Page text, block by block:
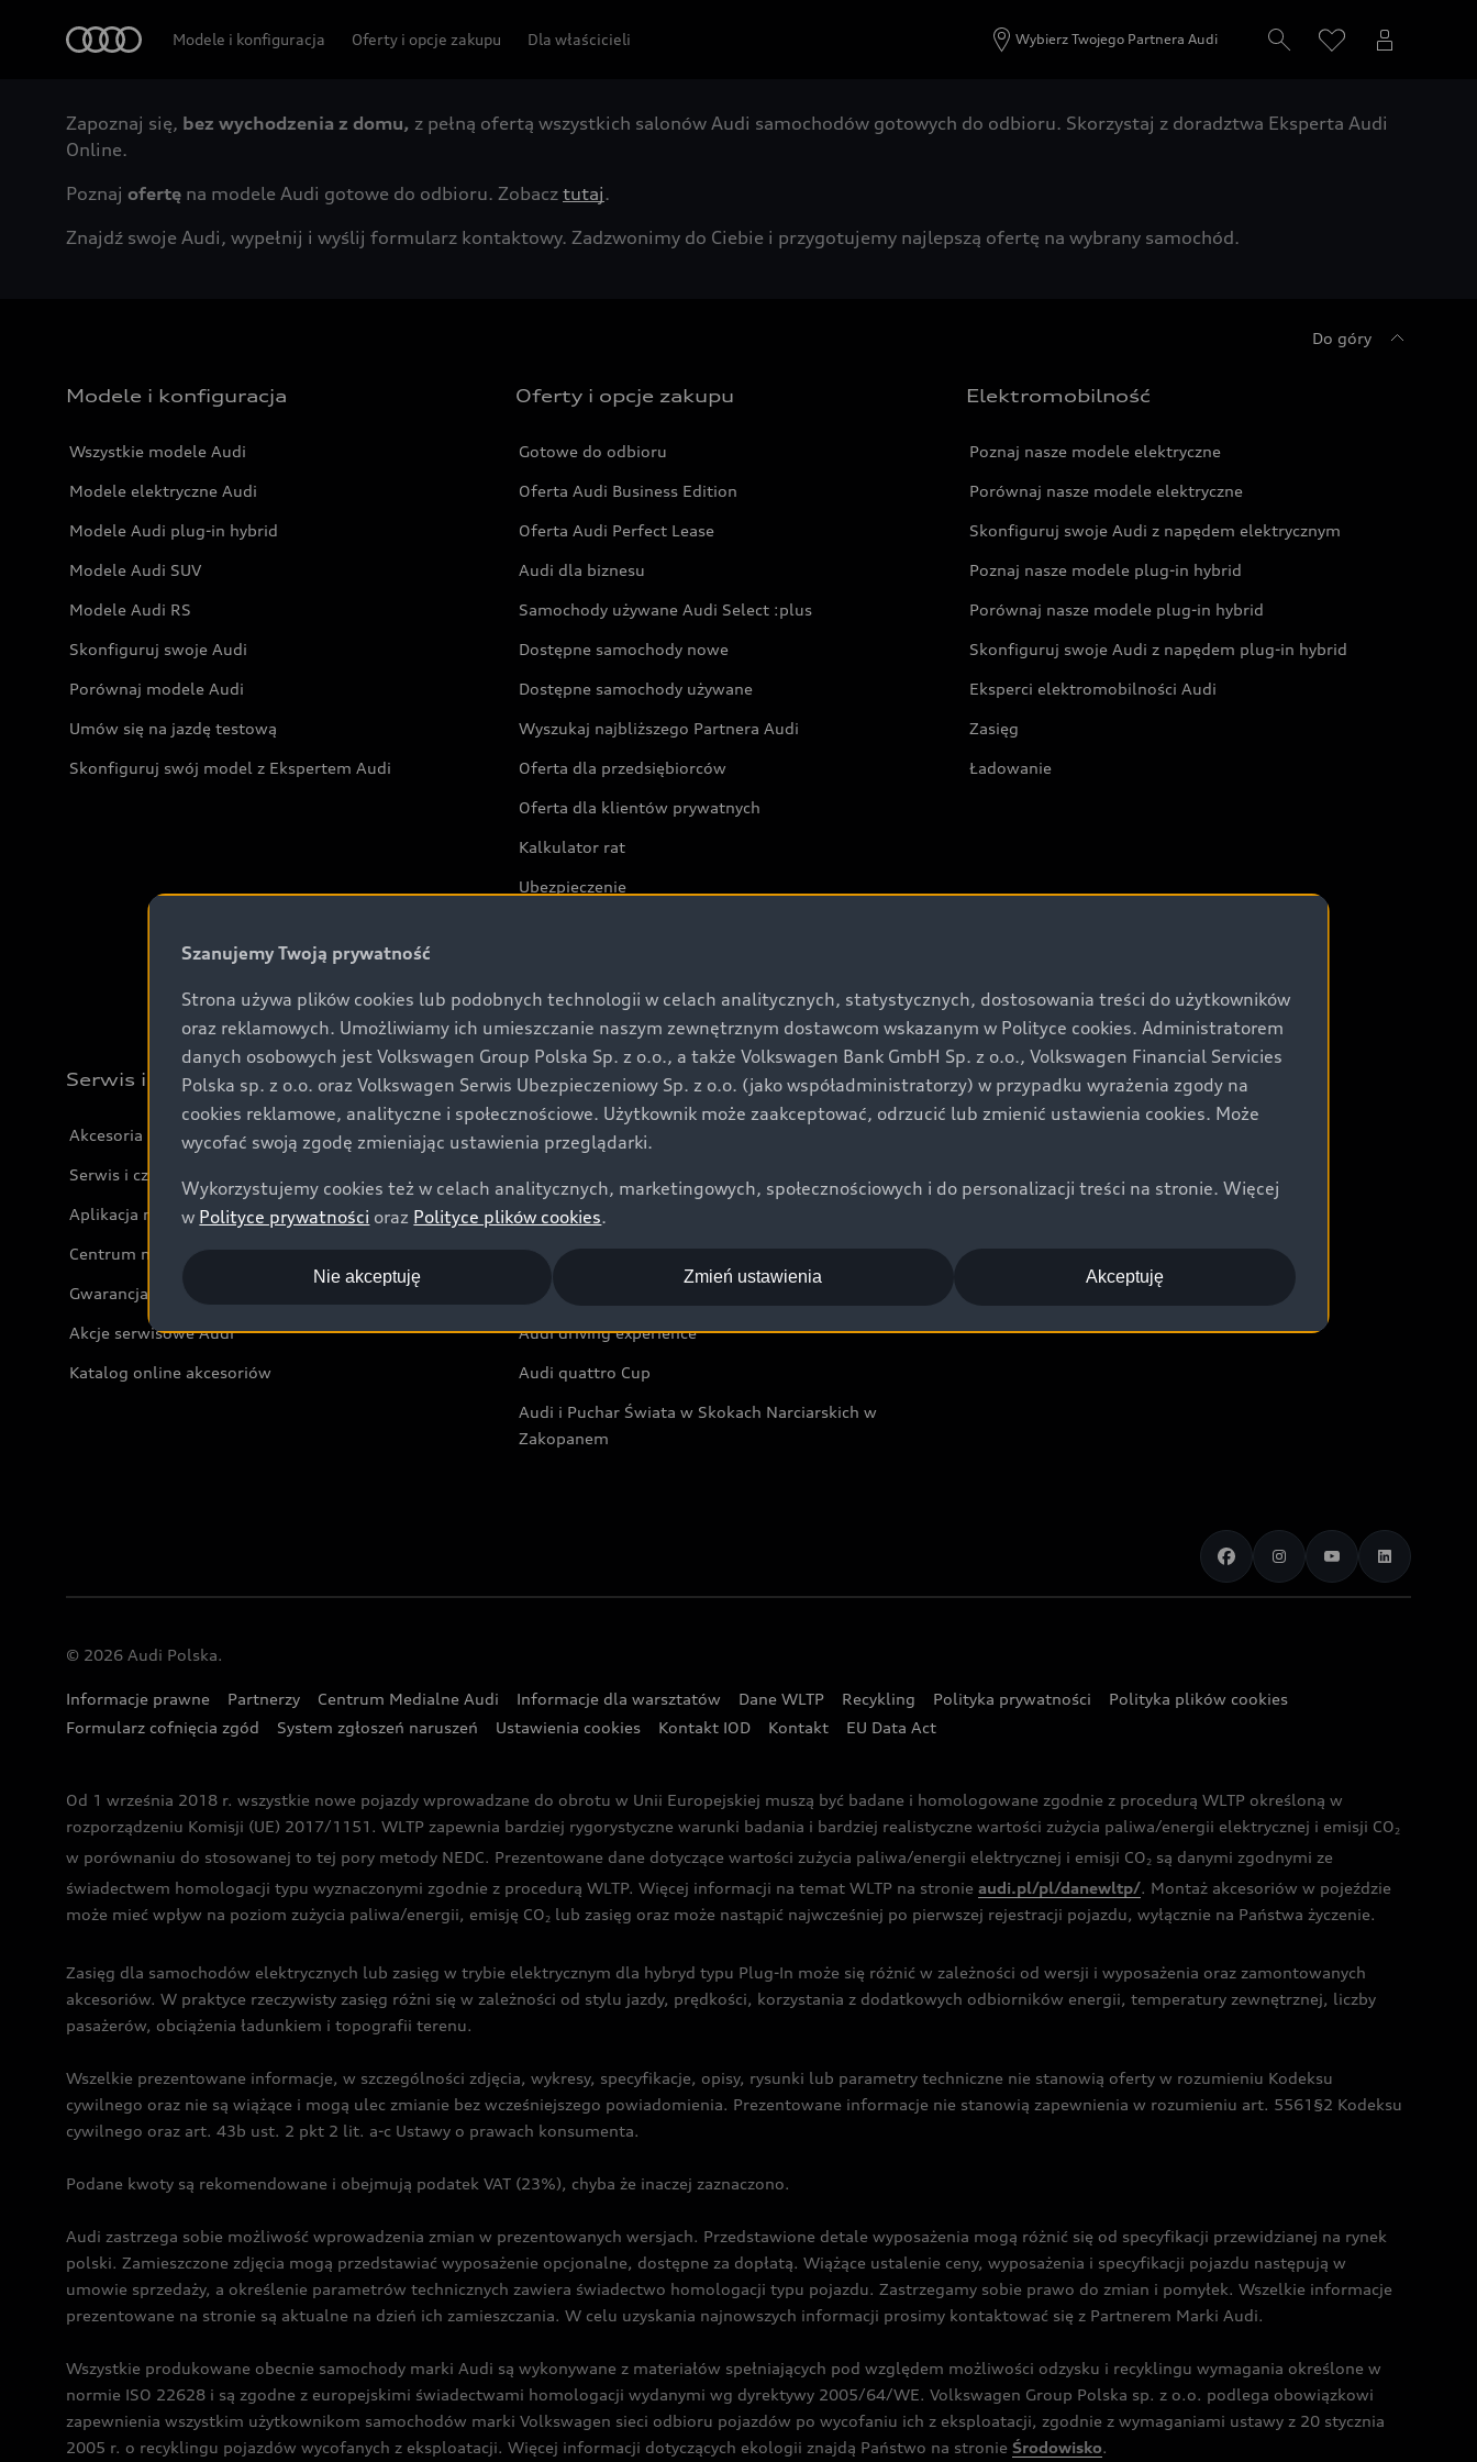
Szanujemy Twoją prywatność
Strona używa plików cookies lub podobnych technologii w celach analitycznych, statystycznych, dostosowania treści do użytkowników
oraz reklamowych. Umożliwiamy ich umieszczanie naszym zewnętrznym dostawcom wskazanym w Polityce cookies. Administratorem
danych osobowych jest Volkswagen Group Polska Sp. z o.o., a także Volkswagen Bank GmbH Sp. z o.o., Volkswagen Financial Servicies
Polska sp. z o.o. oraz Volkswagen Serwis Ubezpieczeniowy Sp. z o.o. (jako współadministratorzy) w przypadku wyrażenia zgody na
cookies reklamowe, analityczne i społecznościowe. Użytkownik może zaakceptować, odrzucić lub zmienić ustawienia cookies. Może
wycofać swoją zgodę zmieniając ustawienia przeglądarki.
Wykorzystujemy cookies też w celach analitycznych, marketingowych, społecznościowych i do personalizacji treści na stronie. Więcej
w Polityce prywatności oraz Polityce plików cookies.
Akceptuję
Nie akceptuję Zmień ustawienia
Modele i konfiguracja Oferty i opcje zakupu Dla właścicieli Wybierz Twojego Partnera Audi
Zapoznaj się, bez wychodzenia z domu, z pełną ofertą wszystkich salonów Audi samochodów gotowych do odbioru. Skorzystaj z doradztwa Eksperta Audi
Online.
Poznaj ofertę na modele Audi gotowe do odbioru. Zobacz tutaj.
Znajdź swoje Audi, wypełnij i wyślij formularz kontaktowy. Zadzwonimy do Ciebie i przygotujemy najlepszą ofertę na wybrany samochód.
Do góry
Modele i konfiguracja
Wszystkie modele Audi
Modele elektryczne Audi
Modele Audi plug-in hybrid
Modele Audi SUV
Modele Audi RS
Skonfiguruj swoje Audi
Porównaj modele Audi
Umów się na jazdę testową
Skonfiguruj swój model z Ekspertem Audi
Oferty i opcje zakupu
Gotowe do odbioru
Oferta Audi Business Edition
Oferta Audi Perfect Lease
Audi dla biznesu
Samochody używane Audi Select :plus
Dostępne samochody nowe
Dostępne samochody używane
Wyszukaj najbliższego Partnera Audi
Oferta dla przedsiębiorców
Oferta dla klientów prywatnych
Kalkulator rat
Ubezpieczenie
Audi exclusive
Elektromobilność
Poznaj nasze modele elektryczne
Porównaj nasze modele elektryczne
Skonfiguruj swoje Audi z napędem elektrycznym
Poznaj nasze modele plug-in hybrid
Porównaj nasze modele plug-in hybrid
Skonfiguruj swoje Audi z napędem plug-in hybrid
Eksperci elektromobilności Audi
Zasięg
Ładowanie
Serwis i akcesoria
Akcesoria
Serwis i części
Aplikacja myAudi i usługi cyfrowe
Centrum napraw powypadkowych
Gwarancja
Akcje serwisowe Audi
Katalog online akcesoriów
Świat Audi
Aktualności i historie postępu
Audi Nuvolari
Audi Sport Festiwal
Audi i Muzeum Sztuki Nowoczesnej w Warszawie
Audi driving experience
Audi quattro Cup
Audi i Puchar Świata w Skokach Narciarskich w
Zakopanem
© 2026 Audi Polska.
Informacje prawne Partnerzy Centrum Medialne Audi Informacje dla warsztatów Dane WLTP Recykling Polityka prywatności
Polityka plików cookies
Formularz cofnięcia zgód
System zgłoszeń naruszeń Ustawienia cookies Kontakt IOD Kontakt EU Data Act
Od 1 września 2018 r. wszystkie nowe pojazdy wprowadzane do obrotu w Unii Europejskiej muszą być badane i homologowane zgodnie z procedurą WLTP określoną w
rozporządzeniu Komisji (UE) 2017/1151. WLTP zapewnia bardziej rygorystyczne warunki badania i bardziej realistyczne wartości zużycia paliwa/energii elektrycznej i emisji CO2
w porównaniu do stosowanej to tej pory metody NEDC. Prezentowane dane dotyczące wartości zużycia paliwa/energii elektrycznej i emisji CO2 są danymi zgodnymi ze
świadectwem homologacji typu wyznaczonymi zgodnie z procedurą WLTP. Więcej informacji na temat WLTP na stronie audi.pl/pl/danewltp/. Montaż akcesoriów w pojeździe
może mieć wpływ na poziom zużycia paliwa/energii, emisję CO2 lub zasięg oraz może nastąpić najwcześniej po pierwszej rejestracji pojazdu, wyłącznie na Państwa życzenie.
Zasięg dla samochodów elektrycznych lub zasięg w trybie elektrycznym dla hybryd typu Plug-In może się różnić w zależności od wersji i wyposażenia oraz zamontowanych
akcesoriów. W praktyce rzeczywisty zasięg różni się w zależności od stylu jazdy, prędkości, korzystania z dodatkowych odbiorników energii, temperatury zewnętrznej, liczby
pasażerów, obciążenia ładunkiem i topografii terenu.
Wszelkie prezentowane informacje, w szczególności zdjęcia, wykresy, specyfikacje, opisy, rysunki lub parametry techniczne nie stanowią oferty w rozumieniu Kodeksu
cywilnego oraz nie są wiążące i mogą ulec zmianie bez wcześniejszego powiadomienia. Prezentowane informacje nie stanowią zapewnienia w rozumieniu art. 5561§2 Kodeksu
cywilnego oraz art. 43b ust. 2 pkt 2 lit. a-c Ustawy o prawach konsumenta.
Podane kwoty są rekomendowane i obejmują podatek VAT (23%), chyba że inaczej zaznaczono.
Audi zastrzega sobie możliwość wprowadzenia zmian w prezentowanych wersjach. Przedstawione detale wyposażenia mogą różnić się od specyfikacji przewidzianej na rynek
polski. Zamieszczone zdjęcia mogą przedstawiać wyposażenie opcjonalne, dostępne za dopłatą. Wiążące ustalenie ceny, wyposażenia i specyfikacji pojazdu następują w
umowie sprzedaży, a określenie parametrów technicznych zawiera świadectwo homologacji typu pojazdu. Zastrzegamy sobie prawo do zmian i pomyłek. Wszelkie informacje
prezentowane na stronie są aktualne na dzień ich zamieszczania. W celu uzyskania najnowszych informacji prosimy kontaktować się z Partnerem Marki Audi.
Wszystkie produkowane obecnie samochody marki Audi są wykonywane z materiałów spełniających pod względem możliwości odzysku i recyklingu wymagania określone w
normie ISO 22628 i są zgodne z europejskimi świadectwami homologacji wydanymi wg dyrektywy 2005/64/WE. Volkswagen Group Polska sp. z o.o. podlega obowiązkowi
zapewnienia wszystkim użytkownikom samochodów marki Volkswagen sieci odbioru pojazdów po wycofaniu ich z eksploatacji, zgodnie z wymaganiami ustawy z 20 stycznia
2005 r. o recyklingu pojazdów wycofanych z eksploatacji. Więcej informacji dotyczących ekologii znajdą Państwo na stronie Środowisko.